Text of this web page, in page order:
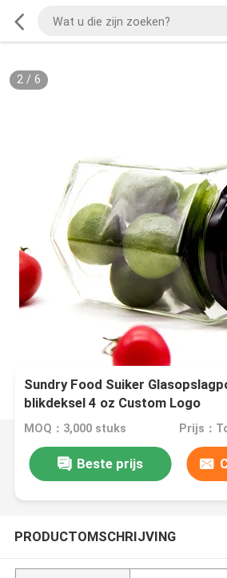
2/ 6
Sundry Food Suiker
blikdeksel 4 oz Custom Logo
MOQ：3,000 stuks Prijs：
Beste prijs
PRODUCTOMSCHRIJVING